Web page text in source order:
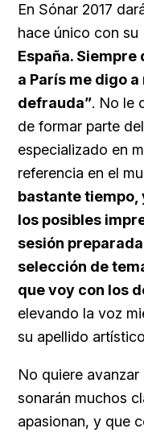
En Sónar 2017
hace único con su
España.
a París me digo a
defrauda”. No le
de formar parte
especializado en
referencia en el
bastante tiempo,
los posibles
sesión
selección de
que voy con los
elevando la voz
su apellido
No quiere
sonarán muchos
apasionan, y que